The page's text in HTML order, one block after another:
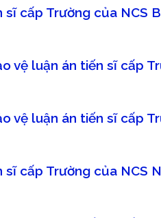
cấp Trường của NCS
vệ luận án tiến sĩ cấp
vệ luận án tiến sĩ cấp
cấp Trường của NCS